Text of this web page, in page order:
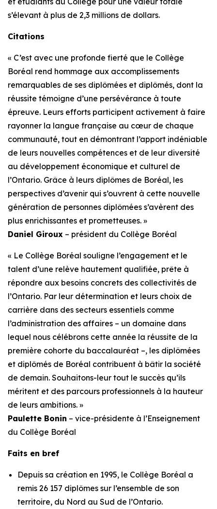
s’élevant à plus de 2,3 millions de dollars.
Citations
« C’est avec une profonde fierté que le Collège
Boréal rend hommage aux accomplissements
remarquables de ses diplômées et diplômés, dont la
réussite témoigne d’une persévérance à toute
épreuve. Leurs efforts participent activement à faire
rayonner la langue française au cœur de chaque
communauté, tout en démontrant l’apport indéniable
de leurs nouvelles compétences et de leur diversité
au développement économique et culturel de
l’Ontario. Grâce à leurs diplômes de Boréal, les
perspectives d’avenir qui s’ouvrent à cette nouvelle
génération de personnes diplômées s’avèrent des
plus enrichissantes et prometteuses. »
Daniel Giroux – président du Collège Boréal
« Le Collège Boréal souligne l’engagement et le
talent d’une relève hautement qualifiée, prête à
répondre aux besoins concrets des collectivités de
l’Ontario. Par leur détermination et leurs choix de
carrière dans des secteurs essentiels comme
l’administration des affaires – un domaine dans
lequel nous célébrons cette année la réussite de la
première cohorte du baccalauréat –, les diplômées
et diplômés de Boréal contribuent à bâtir la société
de demain. Souhaitons-leur tout le succès qu’ils
méritent et des parcours professionnels à la hauteur
de leurs ambitions. »
Paulette Bonin – vice-présidente à l’Enseignement
du Collège Boréal
Faits en bref
Depuis sa création en 1995, le Collège Boréal a
remis 26 157 diplômes sur l’ensemble de son
territoire, du Nord au Sud de l’Ontario.